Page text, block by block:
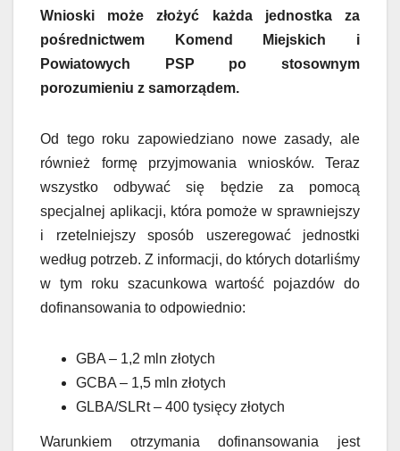
Wnioski może złożyć każda jednostka za
pośrednictwem Komend Miejskich i
Powiatowych PSP po stosownym
porozumieniu z samorządem.
Od tego roku zapowiedziano nowe zasady, ale
również formę przyjmowania wniosków. Teraz
wszystko odbywać się będzie za pomocą
specjalnej aplikacji, która pomoże w sprawniejszy
i rzetelniejszy sposób uszeregować jednostki
według potrzeb. Z informacji, do których dotarliśmy
w tym roku szacunkowa wartość pojazdów do
dofinansowania to odpowiednio:
GBA – 1,2 mln złotych
GCBA – 1,5 mln złotych
GLBA/SLRt – 400 tysięcy złotych
Warunkiem otrzymania dofinansowania jest